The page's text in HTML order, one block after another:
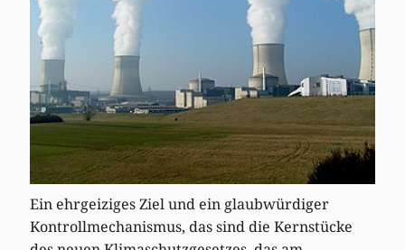
Ein ehrgeiziges Ziel und ein glaubwürdiger
Kontrollmechanismus, das sind die Kernstücke